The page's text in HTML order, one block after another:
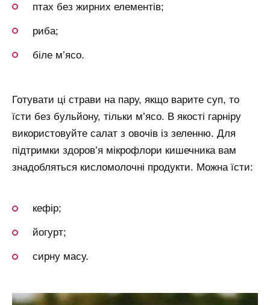
птах без жирних елементів;
риба;
біле м’ясо.
Готувати ці страви на пару, якщо варите суп, то
їсти без бульйону, тільки м’ясо. В якості гарніру
використовуйте салат з овочів із зеленню. Для
підтримки здоров’я мікрофлори кишечника вам
знадобляться кисломолочні продукти. Можна їсти:
кефір;
йогурт;
сирну масу.